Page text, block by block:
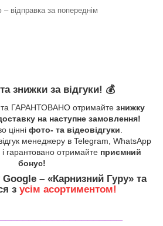
відправка за попереднім
знижки за відгуки! 💰
та ГАРАНТОВАНО отримайте знижку
на наступне замовлення!
цінні фото- та відеовідгуки
менеджеру в Telegram, WhatsApp
гарантовано отримайте приємний
бонус!
Google – «Карнизний Гуру» та
з усім асортиментом!